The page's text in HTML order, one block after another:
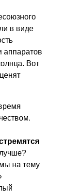
в виде
аппаратов
Вот
на тему